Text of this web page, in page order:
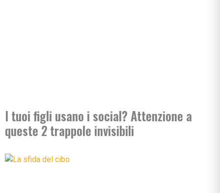
I tuoi figli usano i social? Attenzione a
queste 2 trappole invisibili